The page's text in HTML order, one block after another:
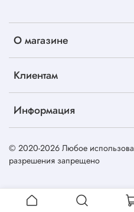
О магазине
Клиентам
Информация
© 2020-2026 Любое
разрешения запрещено